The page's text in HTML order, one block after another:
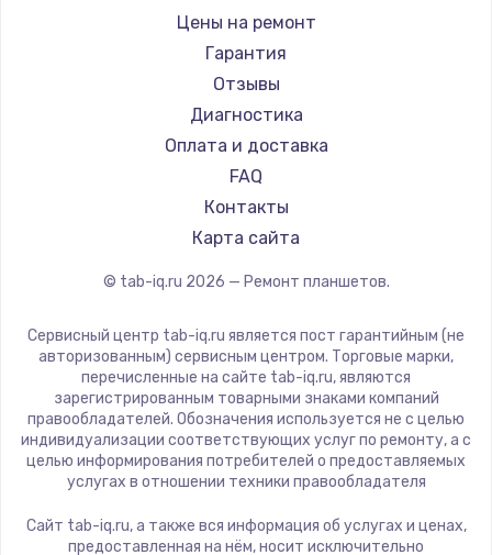
BlackView
Amazon
Aquarius
Philips
Dell
HP
Getac
ZTE
CHUWI
Цены на ремонт
Гарантия
Отзывы
Диагностика
Оплата и доставка
FAQ
Контакты
Карта сайта
© tab-iq.ru 2026 — Ремонт планшетов.
Сервисный центр tab-iq.ru является пост гарантийным (не
авторизованным) сервисным центром. Торговые марки,
перечисленные на сайте tab-iq.ru, являются
зарегистрированным товарными знаками компаний
правообладателей. Обозначения используется не с целью
индивидуализации соответствующих услуг по ремонту, а с
целью информирования потребителей о предоставляемых
услугах в отношении техники правообладателя
Сайт tab-iq.ru, а также вся информация об услугах и ценах,
предоставленная на нём, носит исключительно